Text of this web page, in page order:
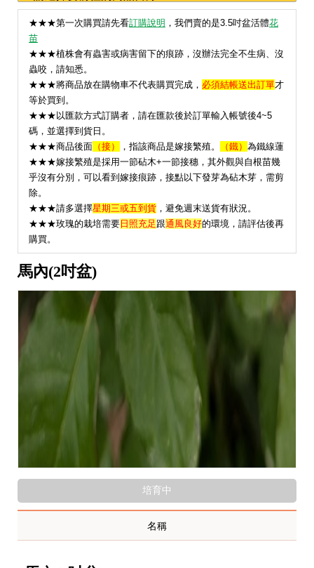
★★★第一次購買請先看訂購說明 ，我們賣的是3.5吋盆活體花
苗
★★★植株會有蟲害或病害留下的痕跡，沒辦法完全不生病、沒
蟲咬，請知悉。
★★★將商品放在購物車不代表購買完成， 必須結帳送出訂單才
等於買到。
★★★以匯款方式訂購者，請在匯款後於訂單輸入帳號後4~5
碼，並選擇到貨日。
★★★商品後面 （接） ，指該商品是嫁接繁殖。 （鐵） 為鐵線蓮
★★★嫁接繁殖是採用一節砧木+一節接穗，其外觀與自根苗幾
乎沒有分別，可以看到嫁接痕跡，接點以下發芽為砧木芽，需剪
除。
★★★請多選擇星期三或五到貨 ，避免週末送貨有狀況。
★★★玫瑰的栽培需要日照充足 跟通風良好的環境，請評估後再
購買。
馬內(2吋盆)
培育中
名稱